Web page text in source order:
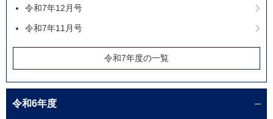
令和7年12月号
令和7年11月号
令和7年度の一覧
令和6年度